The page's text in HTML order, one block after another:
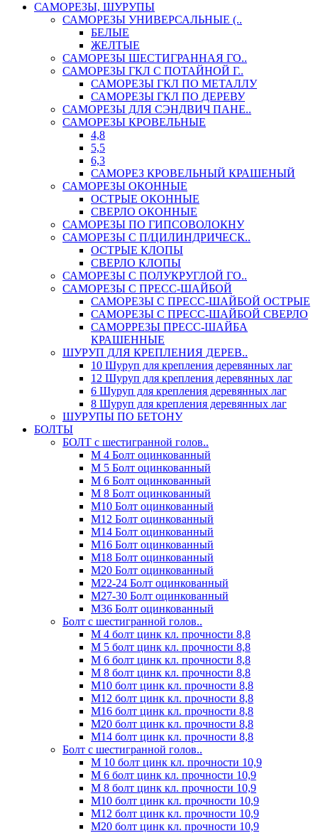
САМОРЕЗЫ, ШУРУПЫ
САМОРЕЗЫ УНИВЕРСАЛЬНЫЕ (..
БЕЛЫЕ
ЖЕЛТЫЕ
САМОРЕЗЫ ШЕСТИГРАННАЯ ГО..
САМОРЕЗЫ ГКЛ С ПОТАЙНОЙ Г..
САМОРЕЗЫ ГКЛ ПО МЕТАЛЛУ
САМОРЕЗЫ ГКЛ ПО ДЕРЕВУ
САМОРЕЗЫ ДЛЯ СЭНДВИЧ ПАНЕ..
САМОРЕЗЫ КРОВЕЛЬНЫЕ
4,8
5,5
6,3
САМОРЕЗ КРОВЕЛЬНЫЙ КРАШЕНЫЙ
САМОРЕЗЫ ОКОННЫЕ
ОСТРЫЕ ОКОННЫЕ
СВЕРЛО ОКОННЫЕ
САМОРЕЗЫ ПО ГИПСОВОЛОКНУ
САМОРЕЗЫ С П/ЦИЛИНДРИЧЕСК..
ОСТРЫЕ КЛОПЫ
СВЕРЛО КЛОПЫ
САМОРЕЗЫ С ПОЛУКРУГЛОЙ ГО..
САМОРЕЗЫ С ПРЕСС-ШАЙБОЙ
САМОРЕЗЫ С ПРЕСС-ШАЙБОЙ ОСТРЫЕ
САМОРЕЗЫ С ПРЕСС-ШАЙБОЙ СВЕРЛО
САМОРРЕЗЫ ПРЕСС-ШАЙБА
КРАШЕННЫЕ
ШУРУП ДЛЯ КРЕПЛЕНИЯ ДЕРЕВ..
10 Шуруп для крепления деревянных лаг
12 Шуруп для крепления деревянных лаг
6 Шуруп для крепления деревянных лаг
8 Шуруп для крепления деревянных лаг
ШУРУПЫ ПО БЕТОНУ
БОЛТЫ
БОЛТ с шестигранной голов..
М 4 Болт оцинкованный
М 5 Болт оцинкованный
М 6 Болт оцинкованный
М 8 Болт оцинкованный
М10 Болт оцинкованный
М12 Болт оцинкованный
М14 Болт оцинкованный
М16 Болт оцинкованный
М18 Болт оцинкованный
М20 Болт оцинкованный
М22-24 Болт оцинкованный
М27-30 Болт оцинкованный
М36 Болт оцинкованный
Болт с шестигранной голов..
М 4 болт цинк кл. прочности 8,8
М 5 болт цинк кл. прочности 8,8
М 6 болт цинк кл. прочности 8,8
М 8 болт цинк кл. прочности 8,8
М10 болт цинк кл. прочности 8,8
М12 болт цинк кл. прочности 8,8
М16 болт цинк кл. прочности 8,8
М20 болт цинк кл. прочности 8,8
М14 болт цинк кл. прочности 8,8
Болт с шестигранной голов..
М 10 болт цинк кл. прочности 10,9
М 6 болт цинк кл. прочности 10,9
М 8 болт цинк кл. прочности 10,9
М10 болт цинк кл. прочности 10,9
М12 болт цинк кл. прочности 10,9
М20 болт цинк кл. прочности 10,9